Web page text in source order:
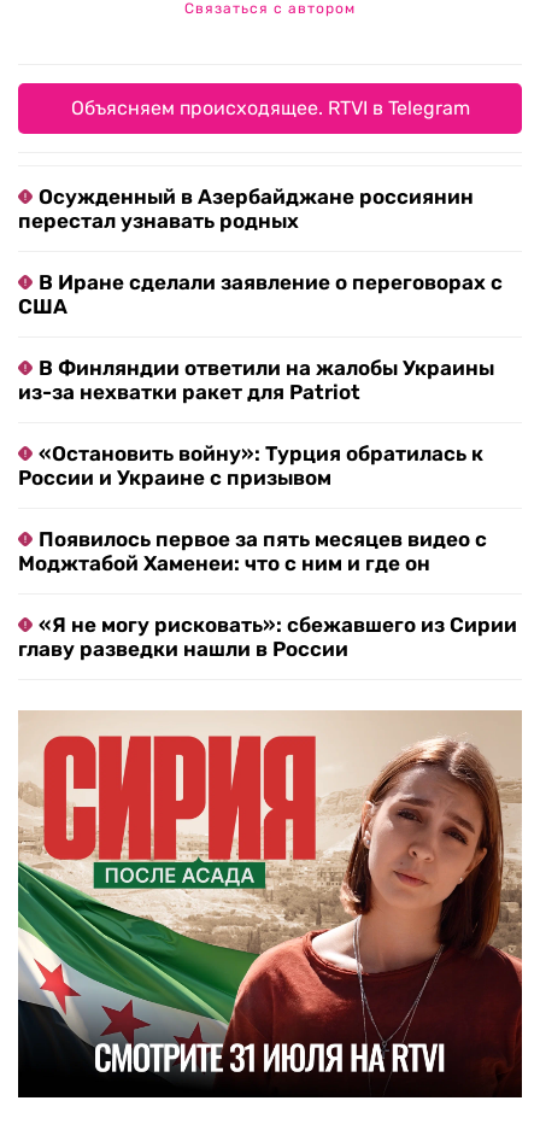
Связаться с автором
Объясняем происходящее. RTVI в Telegram
Осужденный в Азербайджане россиянин
перестал узнавать родных
В Иране сделали заявление о переговорах с
США
В Финляндии ответили на жалобы Украины
из-за нехватки ракет для Patriot
«Остановить войну»: Турция обратилась к
России и Украине с призывом
Появилось первое за пять месяцев видео с
Моджтабой Хаменеи: что с ним и где он
«Я не могу рисковать»: сбежавшего из Сирии
главу разведки нашли в России